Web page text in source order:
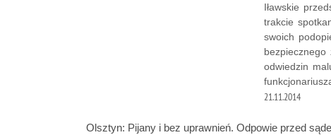
Iławskie
trakcie
swoich
odwiedzin
21.11.2014
Olsztyn: Pijany i bez uprawnień. Odpowie przed